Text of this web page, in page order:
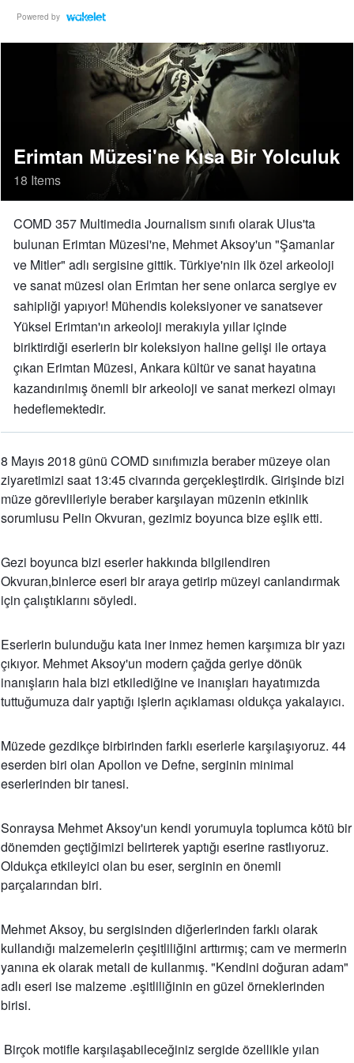
Powered by
Erimtan Müzesi'ne Kısa Bir Yolculuk
18 Items
COMD 357 Multimedia Journalism sınıfı olarak Ulus'ta
bulunan Erimtan Müzesi'ne, Mehmet Aksoy'un "Şamanlar
ve Mitler" adlı sergisine gittik. Türkiye'nin ilk özel arkeoloji
ve sanat müzesi olan Erimtan her sene onlarca sergiye ev
sahipliği yapıyor! Mühendis koleksiyoner ve sanatsever
Yüksel Erimtan'ın arkeoloji merakıyla yıllar içinde
biriktirdiği eserlerin bir koleksiyon haline gelişi ile ortaya
çıkan Erimtan Müzesi, Ankara kültür ve sanat hayatına
kazandırılmış önemli bir arkeoloji ve sanat merkezi olmayı
hedeflemektedir.
8 Mayıs 2018 günü COMD sınıfımızla beraber müzeye olan
ziyaretimizi saat 13:45 civarında gerçekleştirdik. Girişinde bizi
müze görevlileriyle beraber karşılayan müzenin etkinlik
sorumlusu Pelin Okvuran, gezimiz boyunca bize eşlik etti.
Gezi boyunca bizi eserler hakkında bilgilendiren
Okvuran,binlerce eseri bir araya getirip müzeyi canlandırmak
için çalıştıklarını söyledi.
Eserlerin bulunduğu kata iner inmez hemen karşımıza bir yazı
çıkıyor. Mehmet Aksoy'un modern çağda geriye dönük
inanışların hala bizi etkilediğine ve inanışları hayatımızda
tuttuğumuza dair yaptığı işlerin açıklaması oldukça yakalayıcı.
Müzede gezdikçe birbirinden farklı eserlerle karşılaşıyoruz. 44
eserden biri olan Apollon ve Defne, serginin minimal
eserlerinden bir tanesi.
Sonraysa Mehmet Aksoy'un kendi yorumuyla toplumca kötü bir
dönemden geçtiğimizi belirterek yaptığı eserine rastlıyoruz.
Oldukça etkileyici olan bu eser, serginin en önemli
parçalarından biri.
Mehmet Aksoy, bu sergisinden diğerlerinden farklı olarak
kullandığı malzemelerin çeşitliliğini arttırmış; cam ve mermerin
yanına ek olarak metali de kullanmış. "Kendini doğuran adam"
adlı eseri ise malzeme .eşitliliğinin en güzel örneklerinden
birisi.
Birçok motifle karşılaşabileceğiniz sergide özellikle yılan